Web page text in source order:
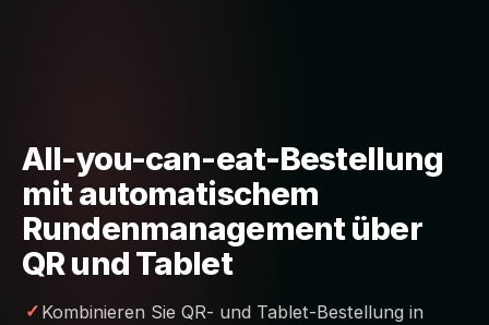
All-you-can-eat-Bestellung
mit automatischem
Rundenmanagement über
QR und Tablet
Kombinieren Sie QR- und Tablet-Bestellung in